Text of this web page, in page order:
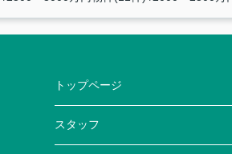
トップページ
スタッフ